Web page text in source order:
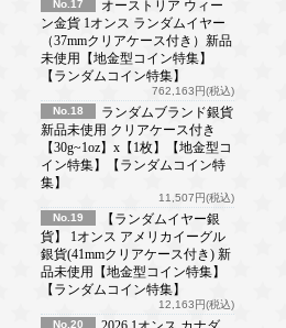
No.17
オーストリア ウィー
ン金貨 1オンス ランダムイヤー
（37mmクリアケース付き）新品
未使用【地金型コイン特集】
【ランダムコイン特集】
762,163円(税込)
No.18
ランダムブランド銀貨
新品未使用 クリアケース付き
【30g~1oz】x【1枚】【地金型コ
イン特集】【ランダムコイン特
集】
11,507円(税込)
No.19
【ランダムイヤー銀
貨】 1オンス アメリカイーグル
銀貨(41mmクリアケース付き) 新
品未使用【地金型コイン特集】
【ランダムコイン特集】
12,163円(税込)
No.20